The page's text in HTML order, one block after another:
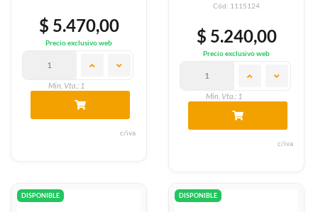
$ 5.470,00
Precio exclusivo web
Min. Vta.: 1
c/iva
Cód: 1115124
$ 5.240,00
Precio exclusivo web
Min. Vta.: 1
c/iva
DISPONIBLE DISPONIBLE